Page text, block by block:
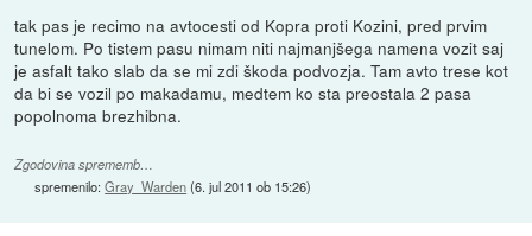
tak pas je recimo na avtocesti od Kopra proti Kozini, pred prvim
tunelom. Po tistem pasu nimam niti najmanjšega namena vozit saj
je asfalt tako slab da se mi zdi škoda podvozja. Tam avto trese kot
da bi se vozil po makadamu, medtem ko sta preostala 2 pasa
popolnoma brezhibna.
Zgodovina sprememb…
spremenilo:Gray_Warden(6. jul 2011 ob 15:26)